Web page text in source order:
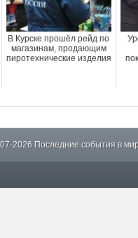
В Курске прошёл рейд по
магазинам, продающим
пиротехнические изделия
2026 Последние события в